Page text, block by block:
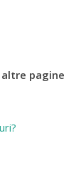
pagine